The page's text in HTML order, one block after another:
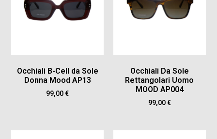
Occhiali B-Cell da Sole
Donna Mood AP13
99,00€
Occhiali Da Sole
Rettangolari Uomo
MOOD AP004
99,00€